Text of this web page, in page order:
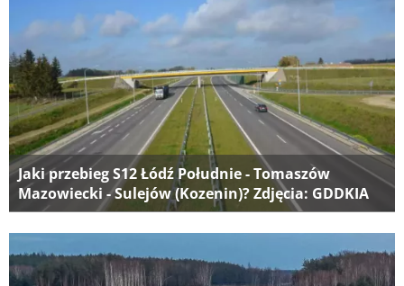
Jaki przebieg S12 Łódź Południe - Tomaszów
Mazowiecki - Sulejów (Kozenin)? Zdjęcia: GDDKIA